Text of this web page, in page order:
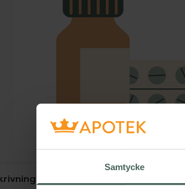
Samtycke
Lista: . Innehåller 1 objekt.